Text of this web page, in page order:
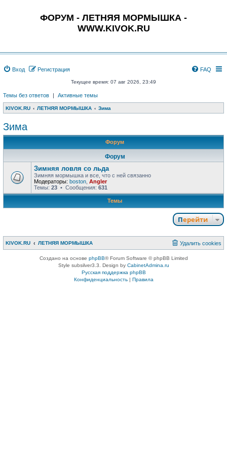
ФОРУМ - ЛЕТНЯЯ МОРМЫШКА -
WWW.KIVOK.RU
Вход Регистрация FAQ
Текущее время: 07 авг 2026, 23:49
Темы без ответов | Активные темы
KIVOK.RU ЛЕТНЯЯ МОРМЫШКА Зима
Зима
Форум
Форум
Зимняя ловля со льда
Зимняя мормышка и все, что с ней связанно
Модераторы: boston Angler
Темы: 23 • Сообщения: 631
Темы
Перейти
KIVOK.RU ЛЕТНЯЯ МОРМЫШКА Удалить cookies
Создано на основе phpBB® Forum Software © phpBB Limited
Style subsilver3.3. Design by CabinetAdmina.ru
Русская поддержка phpBB
Конфиденциальность| Правила